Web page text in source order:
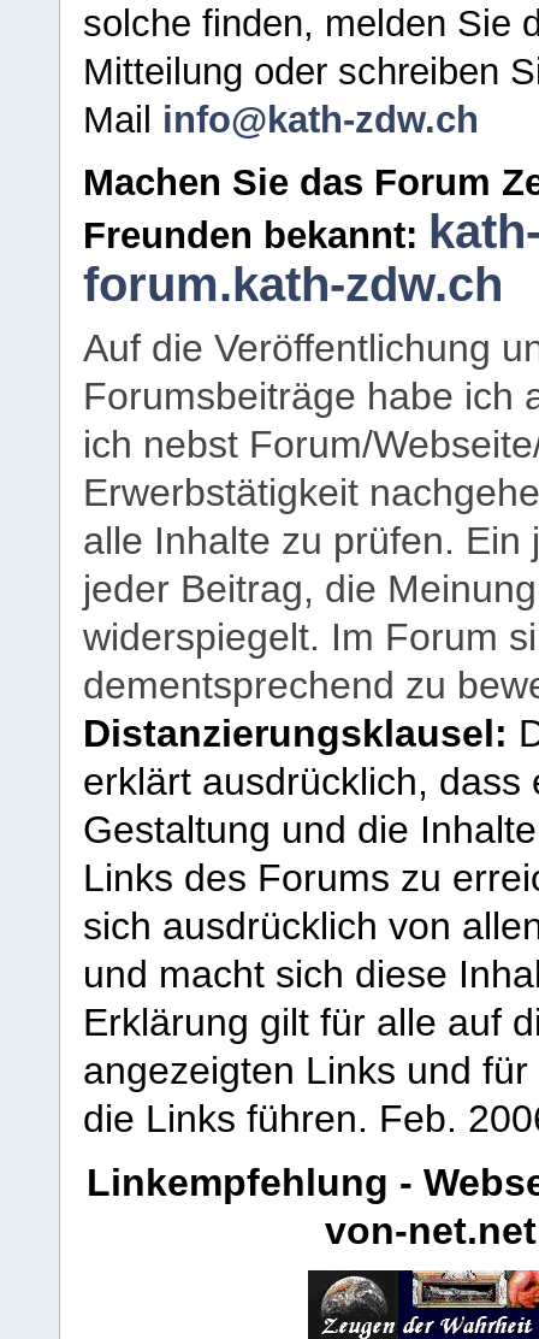
solche finden, melden Sie
Mitteilung oder schreiben
Mail info@kath-zdw.ch
Machen Sie das Forum
Freunden bekannt:
forum.kath-zdw.ch
Auf die Veröffentlichung
Forumsbeiträge habe ich
ich nebst Forum/
Erwerbstätigkeit
alle Inhalte zu prüfen.
jeder Beitrag, die
widerspiegelt. Im Forum
dementsprechend zu
Distanzierungsklausel:
erklärt ausdrücklich,
Gestaltung und die
Links des Forums zu
sich ausdrücklich von
und macht sich diese
Erklärung gilt für alle auf
angezeigten Links und
die Links führen. Feb.
Linkempfehlung -
von-net.net